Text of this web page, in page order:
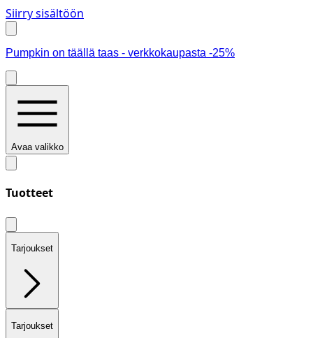
Siirry sisältöön
Pumpkin on täällä taas - verkkokaupasta -25%
Avaa valikko
Tuotteet
Tarjoukset
Tarjoukset